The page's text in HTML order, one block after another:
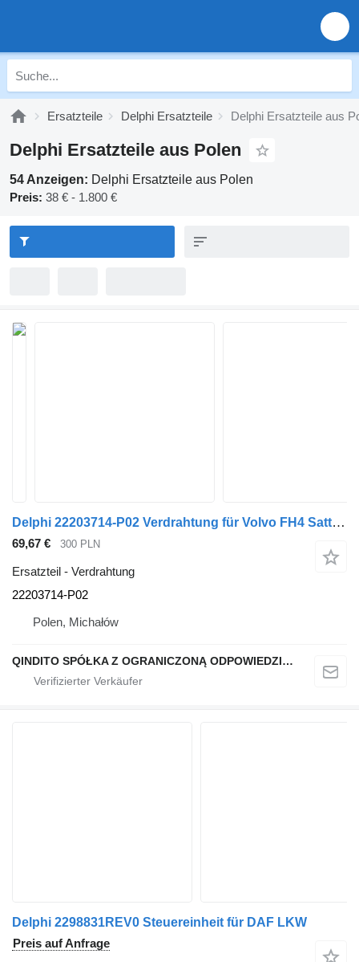
Ersatzteile Delphi Ersatzteile Delphi Ersatzteile aus
Delphi Ersatzteile aus Polen
54 Anzeigen: Delphi Ersatzteile aus Polen
Preis: 38 € - 1.800 €
Delphi 22203714-P02 Verdrahtung für Volvo FH4 Sattelzugmaschine
69,67 € 300 PLN
Ersatzteil - Verdrahtung
22203714-P02
Polen, Michałów
QINDITO SPÓŁKA Z OGRANICZONĄ ODPOWIEDZIALNOŚCIĄ
Delphi 2298831REV0 Steuereinheit für DAF LKW
Preis auf Anfrage